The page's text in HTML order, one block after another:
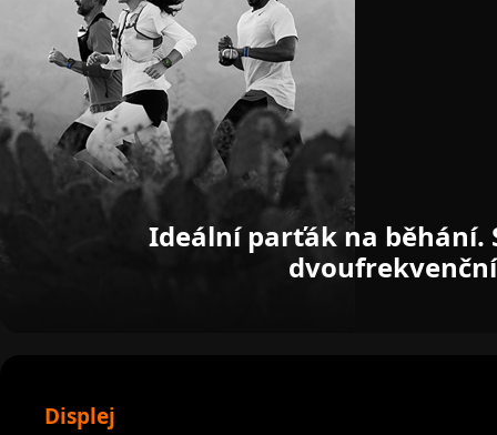
Ideální parťák na běhání.
Displej